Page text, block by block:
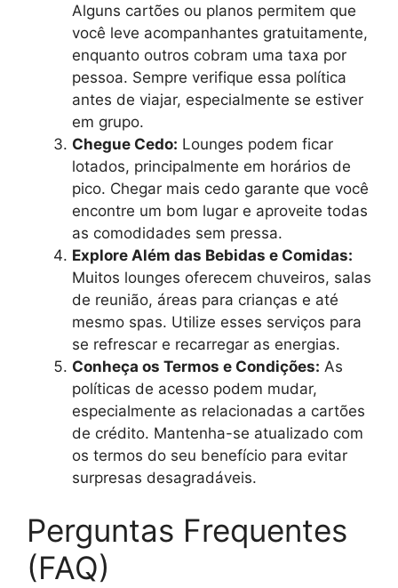
Alguns cartões ou planos permitem que
você leve acompanhantes gratuitamente,
enquanto outros cobram uma taxa por
pessoa. Sempre verifique essa política
antes de viajar, especialmente se estiver
em grupo.
Chegue Cedo: Lounges podem ficar
lotados, principalmente em horários de
pico. Chegar mais cedo garante que você
encontre um bom lugar e aproveite todas
as comodidades sem pressa.
Explore Além das Bebidas e Comidas:
Muitos lounges oferecem chuveiros, salas
de reunião, áreas para crianças e até
mesmo spas. Utilize esses serviços para
se refrescar e recarregar as energias.
Conheça os Termos e Condições: As
políticas de acesso podem mudar,
especialmente as relacionadas a cartões
de crédito. Mantenha-se atualizado com
os termos do seu benefício para evitar
surpresas desagradáveis.
Perguntas Frequentes
(FAQ)